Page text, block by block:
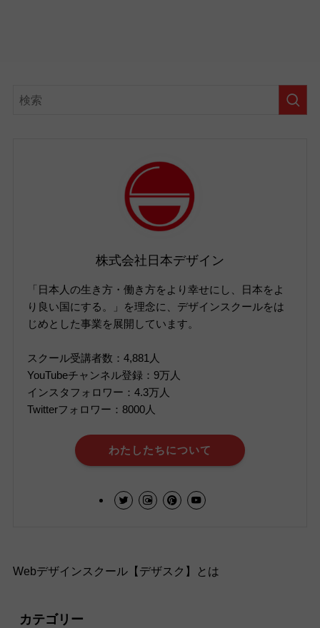
株式会社日本デザイン
「日本人の生き方・働き方をより幸せにし、日本をよ
り良い国にする。」を理念に、デザインスクールをは
じめとした事業を展開しています。
スクール受講者数：4,881人
YouTubeチャンネル登録：9万人
インスタフォロワー：4.3万人
Twitterフォロワー：8000人
わたしたちについて
Webデザインスクール【デザスク】とは
カテゴリー